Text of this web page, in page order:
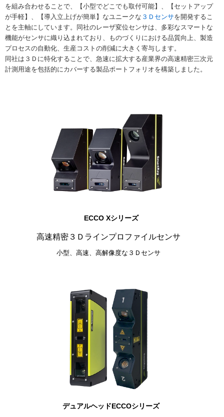
を組み合わせることで、【小型でどこでも取付可能】、【セットアップ
が手軽】、【導入立上げが簡単】なユニークな ３Ｄセンサを開発するこ
とを主軸にしています。同社のレーザ変位センサは、多彩なスマートな
機能がセンサに織り込まれており、ものづくりにおける品質向上、製造
プロセスの自動化、生産コストの削減に大きく寄与します。
同社は３Ｄに特化することで、急速に拡大する産業界の高速精密三次元
計測用途を包括的にカバーする製品ポートフォリオを構築しました。
ECCO Xシリーズ
高速精密 ３Ｄラインプロファイルセンサ
小型、高速、高解像度な３Ｄセンサ
デュアルヘッドECCOシリーズ